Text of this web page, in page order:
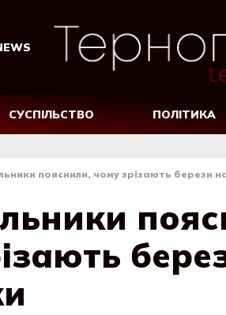
СУСПІЛЬСТВО ПОЛІТИКА
пояснили, чому зрізають берези на